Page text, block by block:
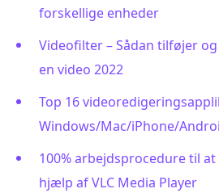
forskellige enheder
Videofilter – Sådan tilføjer
en video 2022
Top 16
Windows/Mac/iPhone/
100% arbejdsprocedure til
hjælp af VLC Media Player